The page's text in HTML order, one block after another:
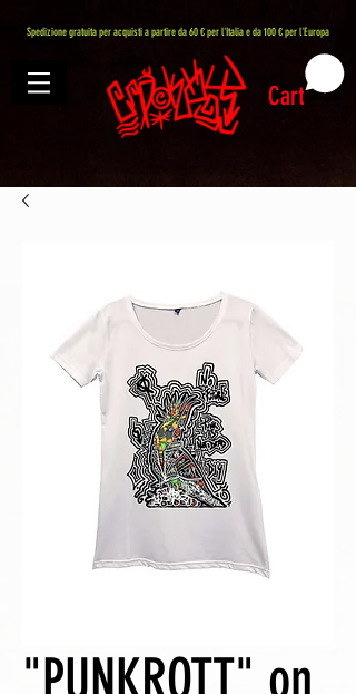
Spedizione gratuita per acquisti a partire da 60 € per l'Italia e da 100 € per l'Europa
Cart
"PUNKROTT" on